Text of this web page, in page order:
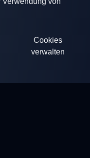
Cookies
verwalten